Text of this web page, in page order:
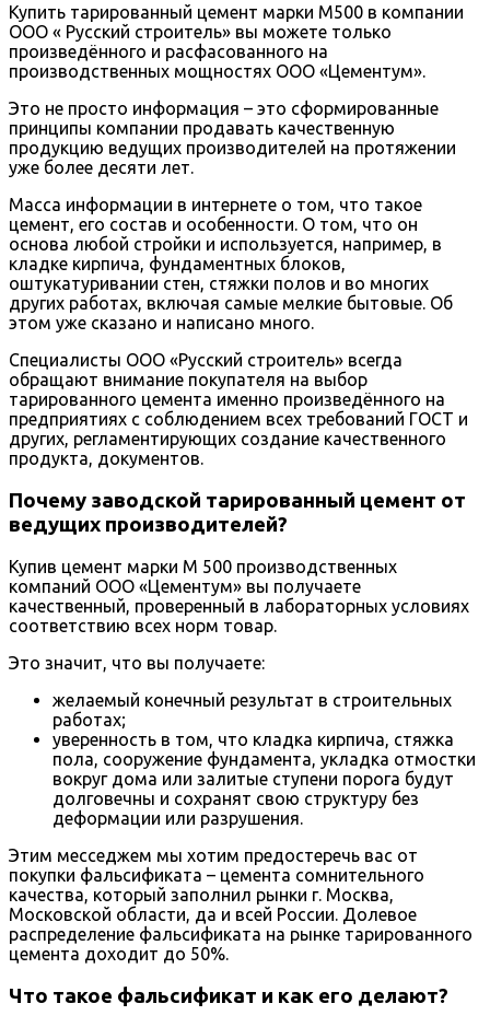
Купить тарированный цемент марки М500 в компании
ООО « Русский строитель» вы можете только
произведённого и расфасованного на
производственных мощностях ООО «Цементум».
Это не просто информация – это сформированные
принципы компании продавать качественную
продукцию ведущих производителей на протяжении
уже более десяти лет.
Масса информации в интернете о том, что такое
цемент, его состав и особенности. О том, что он
основа любой стройки и используется, например, в
кладке кирпича, фундаментных блоков,
оштукатуривании стен, стяжки полов и во многих
других работах, включая самые мелкие бытовые. Об
этом уже сказано и написано много.
Специалисты ООО «Русский строитель» всегда
обращают внимание покупателя на выбор
тарированного цемента именно произведённого на
предприятиях с соблюдением всех требований ГОСТ и
других, регламентирующих создание качественного
продукта, документов.
Почему заводской тарированный цемент от
ведущих производителей?
Купив цемент марки М 500 производственных
компаний ООО «Цементум» вы получаете
качественный, проверенный в лабораторных условиях
соответствию всех норм товар.
Это значит, что вы получаете:
желаемый конечный результат в строительных
работах;
уверенность в том, что кладка кирпича, стяжка
пола, сооружение фундамента, укладка отмостки
вокруг дома или залитые ступени порога будут
долговечны и сохранят свою структуру без
деформации или разрушения.
Этим месседжем мы хотим предостеречь вас от
покупки фальсификата – цемента сомнительного
качества, который заполнил рынки г. Москва,
Московской области, да и всей России. Долевое
распределение фальсификата на рынке тарированного
цемента доходит до 50%.
Что такое фальсификат и как его делают?